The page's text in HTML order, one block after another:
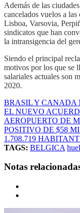
Además de las
cancelados vuelos a
Lisboa, Varsovia,
sindicatos que han
la intransigencia del
Siendo el principal
motivos por los que se
salariales actuales son
2020.
BRASIL Y CANADA
EL NUEVO
AEROPUERTO DE
POSITIVO DE $58
1.708.719
TAGS: BELGICA
Notas